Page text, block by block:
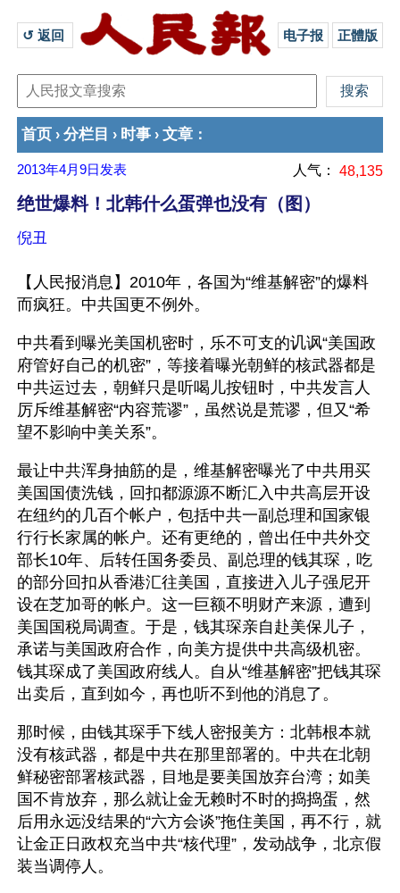
↺ 返回 电子报 正體版
首页 › 分栏目 › 时事 › 文章 ：
2013年4月9日 发表 人气： 48,135
绝世爆料！北韩什么蛋弹也没有（图）
倪丑
【人民报消息】2010年，各国为“维基解密”的爆料
而疯狂。中共国更不例外。
中共看到曝光美国机密时，乐不可支的讥讽“美国政
府管好自己的机密”，等接着曝光朝鲜的核武器都是
中共运过去，朝鲜只是听喝儿按钮时，中共发言人
厉斥维基解密“内容荒谬”，虽然说是荒谬，但又“希
望不影响中美关系”。
最让中共浑身抽筋的是，维基解密曝光了中共用买
美国国债洗钱，回扣都源源不断汇入中共高层开设
在纽约的几百个帐户，包括中共一副总理和国家银
行行长家属的帐户。还有更绝的，曾出任中共外交
部长10年、后转任国务委员、副总理的钱其琛，吃
的部分回扣从香港汇往美国，直接进入儿子强尼开
设在芝加哥的帐户。这一巨额不明财产来源，遭到
美国国税局调查。于是，钱其琛亲自赴美保儿子，
承诺与美国政府合作，向美方提供中共高级机密。
钱其琛成了美国政府线人。自从“维基解密”把钱其琛
出卖后，直到如今，再也听不到他的消息了。
那时候，由钱其琛手下线人密报美方：北韩根本就
没有核武器，都是中共在那里部署的。中共在北朝
鲜秘密部署核武器，目地是要美国放弃台湾；如美
国不肯放弃，那么就让金无赖时不时的捣捣蛋，然
后用永远没结果的“六方会谈”拖住美国，再不行，就
让金正日政权充当中共“核代理”，发动战争，北京假
装当调停人。